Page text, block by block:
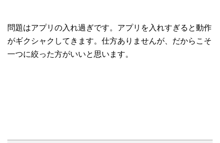
問題はアプリの入れ過ぎです。アプリを入れすぎると動作
がギクシャクしてきます。仕方ありませんが、だからこそ
一つに絞った方がいいと思います。